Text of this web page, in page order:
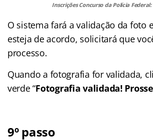
Inscrições Concurso da Polícia Federal:
O sistema fará a validação da foto
esteja de acordo, solicitará que
processo.
Quando a fotografia for validada,
verde “Fotografia validada!
9º passo